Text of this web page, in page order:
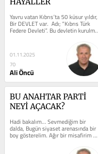
Yavru vatan Kıbrıs’ta 50 küsur yıldır,
Bir DEVLET var.  Adı; “Kıbrıs Türk
Federe Devleti”. Bu devletin kurulma
01.11.2025
70
Ali Öncü
BU ANAHTAR PARTİ
NEYİ AÇACAK?
Hadi bakalım… Sevmediğim bir
dalda, Bugün siyaset arenasında bir
boy gösterelim. Ağır bir misafirim
var. Cahit Altuğhan Vural. Anahtar...